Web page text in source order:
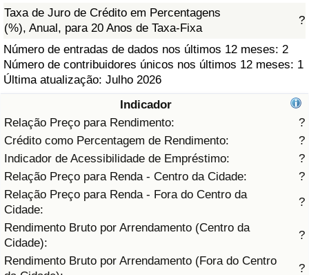
Taxa de Juro de Crédito em Percentagens
(%), Anual, para 20 Anos de Taxa-Fixa
?
Número de entradas de dados nos últimos 12 meses: 2
Número de contribuidores únicos nos últimos 12 meses: 1
Última atualização: Julho 2026
Indicador
Relação Preço para Rendimento:
?
Crédito como Percentagem de Rendimento:
?
Indicador de Acessibilidade de Empréstimo:
?
Relação Preço para Renda - Centro da Cidade:
?
Relação Preço para Renda - Fora do Centro da
Cidade:
?
Rendimento Bruto por Arrendamento (Centro da
Cidade):
?
Rendimento Bruto por Arrendamento (Fora do Centro
?
Indicador de Saúde (Atual)
Indicador de Saúde
Indicador de Saúde por País
Poluição
Indicador de Poluição (Atual)
Índice de poluição
Indicador de Poluição por País
Trânsito